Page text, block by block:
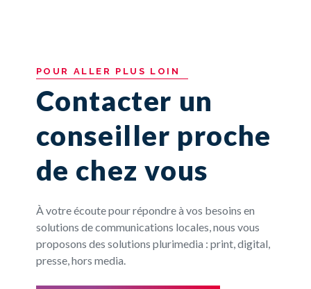
POUR ALLER PLUS LOIN
Contacter un
conseiller proche
de chez vous
À votre écoute pour répondre à vos besoins en
solutions de communications locales, nous vous
proposons des solutions plurimedia : print, digital,
presse, hors media.